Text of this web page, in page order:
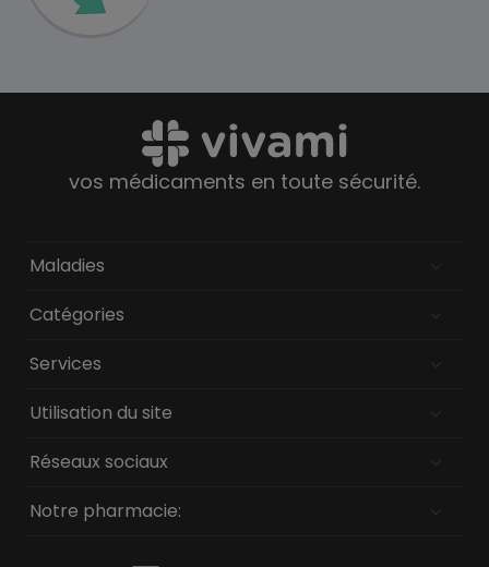
vos médicaments en toute sécurité.
Maladies
Catégories
Services
Utilisation du site
Réseaux sociaux
Notre pharmacie: